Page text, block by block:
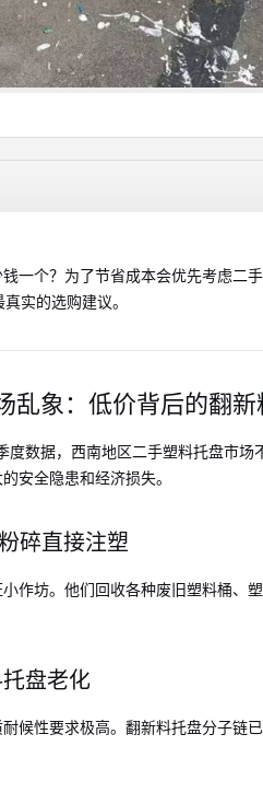
一个？为了节省成本会优先考虑二
实的选购建议。
乱象：低价背后的翻新
数据，西南地区二手塑料托盘市
安全隐患和经济损失。
碎直接注塑
作坊。他们回收各种废旧塑料桶
盘老化
候性要求极高。翻新料托盘分子